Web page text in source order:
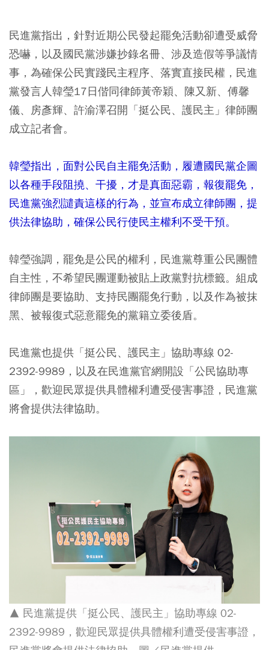
民進黨指出，針對近期公民發起罷免活動卻遭受威脅
恐嚇，以及國民黨涉嫌抄錄名冊、涉及造假等爭議情
事，為確保公民實踐民主程序、落實直接民權，民進
黨發言人韓瑩17日偕同律師黃帝穎、陳又新、傅馨
儀、房彥輝、許渝澤召開「挺公民、護民主」律師團
成立記者會。
韓瑩指出，面對公民自主罷免活動，履遭國民黨企圖
以各種手段阻撓、干擾，才是真面惡霸，報復罷免，
民進黨強烈譴責這樣的行為，並宣布成立律師團，提
供法律協助，確保公民行使民主權利不受干預。
韓瑩強調，罷免是公民的權利，民進黨尊重公民團體
自主性，不希望民團運動被貼上政黨對抗標籤。組成
律師團是要協助、支持民團罷免行動，以及作為被抹
黑、被報復式惡意罷免的黨籍立委後盾。
民進黨也提供「挺公民、護民主」協助專線 02-
2392-9989，以及在民進黨官網開設「公民協助專
區」，歡迎民眾提供具體權利遭受侵害事證，民進黨
將會提供法律協助。
▲ 民進黨提供「挺公民、護民主」協助專線 02-
2392-9989，歡迎民眾提供具體權利遭受侵害事證，